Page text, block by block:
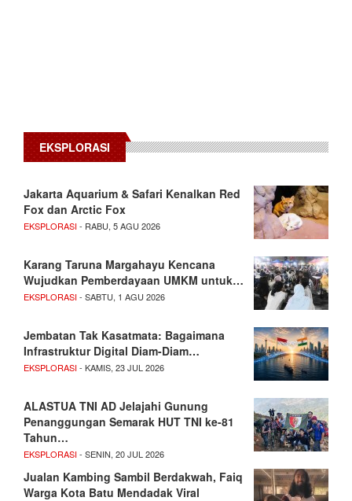
EKSPLORASI
Jakarta Aquarium & Safari Kenalkan Red
Fox dan Arctic Fox
EKSPLORASI- RABU, 5 AGU 2026
Karang Taruna Margahayu Kencana
Wujudkan Pemberdayaan UMKM untuk…
EKSPLORASI- SABTU, 1 AGU 2026
Jembatan Tak Kasatmata: Bagaimana
Infrastruktur Digital Diam-Diam…
EKSPLORASI- KAMIS, 23 JUL 2026
ALASTUA TNI AD Jelajahi Gunung
Penanggungan Semarak HUT TNI ke-81
Tahun…
EKSPLORASI- SENIN, 20 JUL 2026
Jualan Kambing Sambil Berdakwah, Faiq
Warga Kota Batu Mendadak Viral